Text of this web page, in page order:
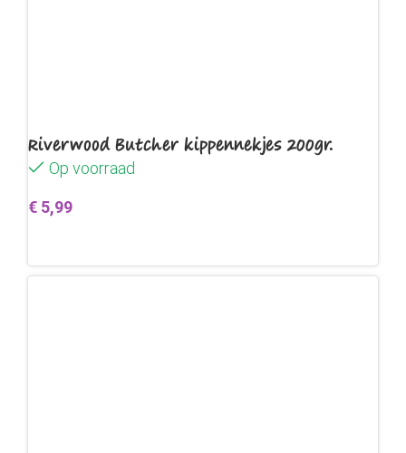
Riverwood Butcher kippennekjes 200gr.
Op voorraad
€ 5,99